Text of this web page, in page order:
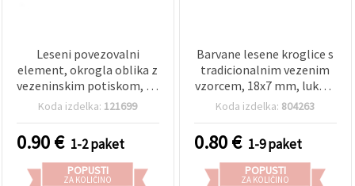
Leseni povezovalni
element, okrogla oblika z
vezeninskim potiskom, 28
x 2 mm, luknja: 2 mm – 10
Koda izdelka: 121699
0.90€ 1-2 paket
POPUSTI
ZA KOLIČINO
Barvane lesene kroglice s
tradicionalnim vezenim
vzorcem, 18x7 mm, luknja
2 mm – 5 kosov
Koda izdelka: 804263
0.80€ 1-9 paket
POPUSTI
ZA KOLIČINO